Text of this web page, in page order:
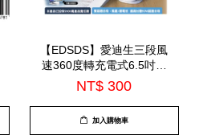
【EDSDS】愛迪生三段風
速360度轉充電式6.5吋座
扇/夾扇(EDS-B257)
NT$ 300
加入購物車